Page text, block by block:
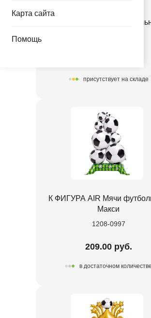
Карта сайта
Помощь
Ф ФИГУРА Кубок
присутствует на складе
К ФИГУРА AIR Мячи
Макси
1208-0997
209.00 руб.
в достаточном количестве